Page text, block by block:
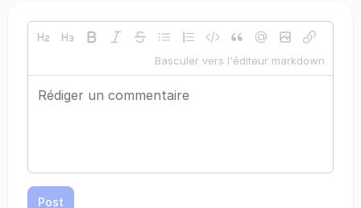
Basculer vers l'éditeur markdown
Post